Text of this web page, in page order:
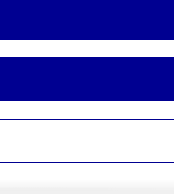
à
retraite ?
frais
beaux-